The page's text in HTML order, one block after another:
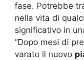
fase. Potrebbe
nella vita di
significativo in
“Dopo mesi di
varato il nuovo